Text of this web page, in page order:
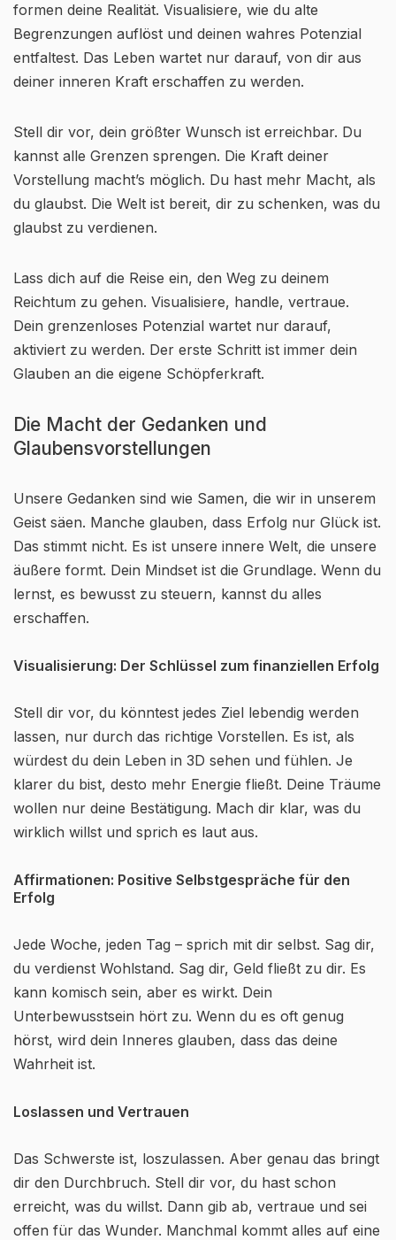
formen deine Realität. Visualisiere, wie du alte
Begrenzungen auflöst und deinen wahres Potenzial
entfaltest. Das Leben wartet nur darauf, von dir aus
deiner inneren Kraft erschaffen zu werden.
Stell dir vor, dein größter Wunsch ist erreichbar. Du
kannst alle Grenzen sprengen. Die Kraft deiner
Vorstellung macht’s möglich. Du hast mehr Macht, als
du glaubst. Die Welt ist bereit, dir zu schenken, was du
glaubst zu verdienen.
Lass dich auf die Reise ein, den Weg zu deinem
Reichtum zu gehen. Visualisiere, handle, vertraue.
Dein grenzenloses Potenzial wartet nur darauf,
aktiviert zu werden. Der erste Schritt ist immer dein
Glauben an die eigene Schöpferkraft.
Die Macht der Gedanken und
Glaubensvorstellungen
Unsere Gedanken sind wie Samen, die wir in unserem
Geist säen. Manche glauben, dass Erfolg nur Glück ist.
Das stimmt nicht. Es ist unsere innere Welt, die unsere
äußere formt. Dein Mindset ist die Grundlage. Wenn du
lernst, es bewusst zu steuern, kannst du alles
erschaffen.
Visualisierung: Der Schlüssel zum finanziellen Erfolg
Stell dir vor, du könntest jedes Ziel lebendig werden
lassen, nur durch das richtige Vorstellen. Es ist, als
würdest du dein Leben in 3D sehen und fühlen. Je
klarer du bist, desto mehr Energie fließt. Deine Träume
wollen nur deine Bestätigung. Mach dir klar, was du
wirklich willst und sprich es laut aus.
Affirmationen: Positive Selbstgespräche für den
Erfolg
Jede Woche, jeden Tag – sprich mit dir selbst. Sag dir,
du verdienst Wohlstand. Sag dir, Geld fließt zu dir. Es
kann komisch sein, aber es wirkt. Dein
Unterbewusstsein hört zu. Wenn du es oft genug
hörst, wird dein Inneres glauben, dass das deine
Wahrheit ist.
Loslassen und Vertrauen
Das Schwerste ist, loszulassen. Aber genau das bringt
dir den Durchbruch. Stell dir vor, du hast schon
erreicht, was du willst. Dann gib ab, vertraue und sei
offen für das Wunder. Manchmal kommt alles auf eine